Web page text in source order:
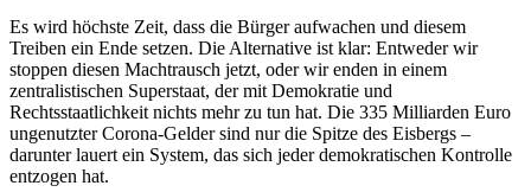
Es wird höchste Zeit, dass die Bürger aufwachen und diesem
Treiben ein Ende setzen. Die Alternative ist klar: Entweder wir
stoppen diesen Machtrausch jetzt, oder wir enden in einem
zentralistischen Superstaat, der mit Demokratie und
Rechtsstaatlichkeit nichts mehr zu tun hat. Die 335 Milliarden Euro
ungenutzter Corona-Gelder sind nur die Spitze des Eisbergs –
darunter lauert ein System, das sich jeder demokratischen Kontrolle
entzogen hat.